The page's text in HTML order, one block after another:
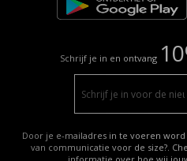
Schrijf je in en ontvang
Door je e-mailadres in te voeren
van communicatie voor de size?.